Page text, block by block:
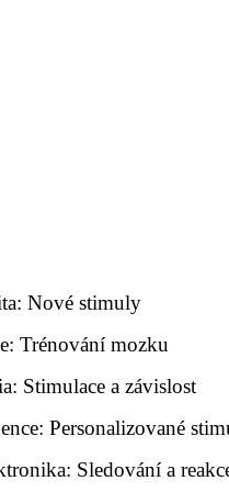
Nové stimuly
Trénování mozku
Stimulace a závislost
Personalizované
Sledování a